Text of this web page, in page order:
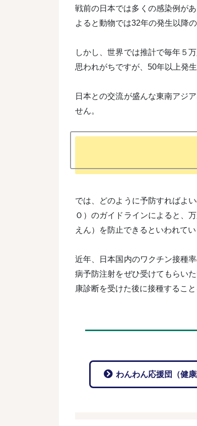
戦前の日本では多くの感染例が
よると動物では32年の発生以降
しかし、世界では推計で毎年５
思われがちですが、50年以上発
日本との交流が盛んな東南アジ
せん。
では、どのように予防すればよ
Ｏ）のガイドラインによると、
えん）を防止できるといわれてい
近年、日本国内のワクチン接種
病予防注射をぜひ受けてもらい
康診断を受けた後に接種すること
わんわん応援団（健康